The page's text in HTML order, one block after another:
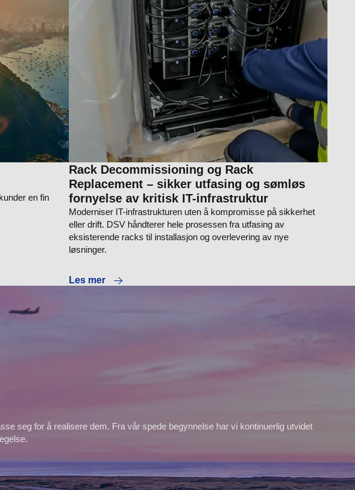
en fin
Rack Decommissioning og Rack
Replacement – sikker utfasing og sømløs
fornyelse av kritisk IT-infrastruktur
Moderniser IT-infrastrukturen uten å kompromisse på sikkerhet
eller drift. DSV håndterer hele prosessen fra utfasing av
eksisterende racks til installasjon og overlevering av nye
løsninger.
Les mer
seg for å realisere dem. Fra vår spede begynnelse har vi kontinuerlig utvidet